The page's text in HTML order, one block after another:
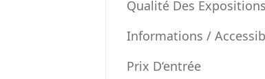
Qualité Des Expositions
Informations /
Prix D‘entrée